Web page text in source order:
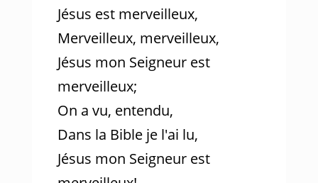
Jésus est merveilleux,
Merveilleux, merveilleux,
Jésus mon Seigneur est
merveilleux;
On a vu, entendu,
Dans la Bible je l'ai lu,
Jésus mon Seigneur est